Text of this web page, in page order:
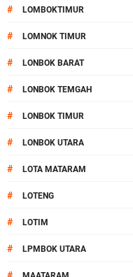
# LOMBOKTIMUR
# LOMNOK TIMUR
# LONBOK BARAT
# LONBOK TEMGAH
# LONBOK TIMUR
# LONBOK UTARA
# LOTA MATARAM
# LOTENG
# LOTIM
# LPMBOK UTARA